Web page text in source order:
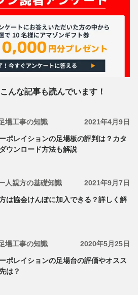
んな記事も読んでいます！
場工事の知識 2021年4月9日
ポレイションの足場板の評判は？カタ
ウンロード方法も解説
人親方の基礎知識 2021年9月7日
は協会けんぽに加入できる？詳しく解
場工事の知識 2020年5月25日
ポレイションの足場台の評価やオスス
は？